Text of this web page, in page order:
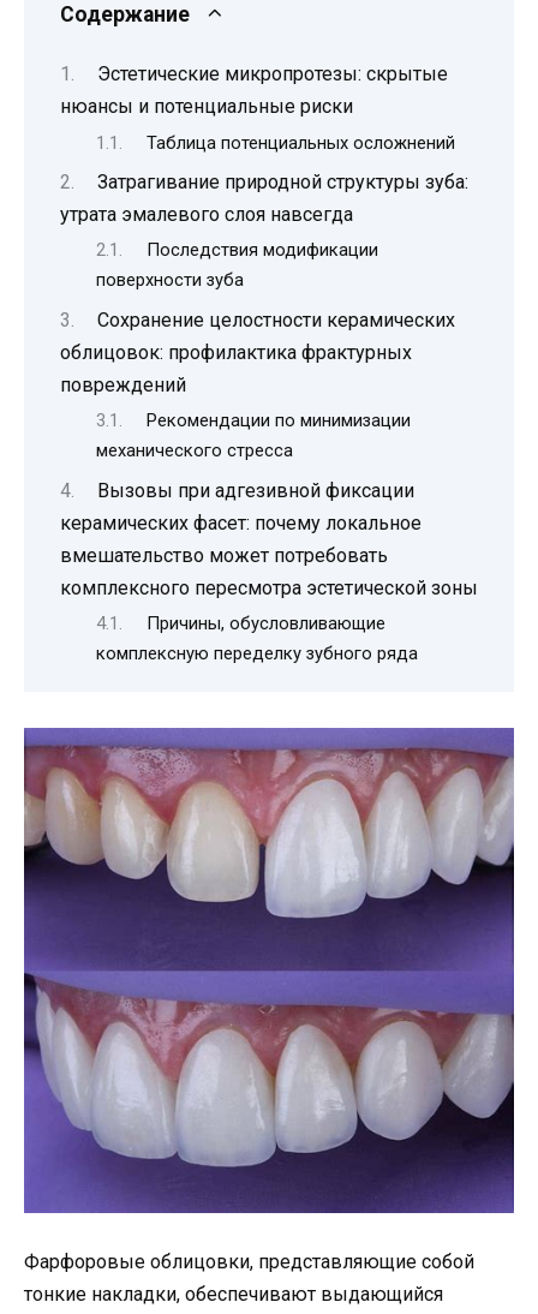
Содержание
Эстетические микропротезы: скрытые
нюансы и потенциальные риски
Таблица потенциальных осложнений
Затрагивание природной структуры зуба:
утрата эмалевого слоя навсегда
Последствия модификации
поверхности зуба
Сохранение целостности керамических
облицовок: профилактика фрактурных
повреждений
Рекомендации по минимизации
механического стресса
Вызовы при адгезивной фиксации
керамических фасет: почему локальное
вмешательство может потребовать
комплексного пересмотра эстетической зоны
Причины, обусловливающие
комплексную переделку зубного ряда
Фарфоровые облицовки, представляющие собой
тонкие накладки, обеспечивают выдающийся